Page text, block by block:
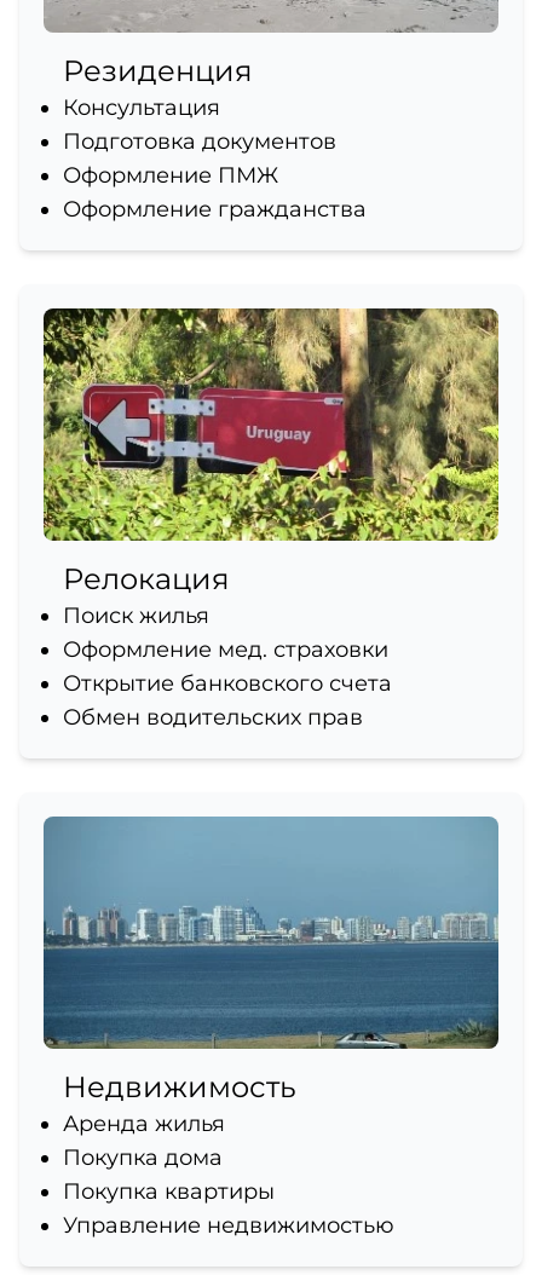
Резиденция
Консультация
Подготовка документов
Оформление ПМЖ
Оформление гражданства
Релокация
Поиск жилья
Оформление мед. страховки
Открытие банковского счета
Обмен водительских прав
Недвижимость
Аренда жилья
Покупка дома
Покупка квартиры
Управление недвижимостью